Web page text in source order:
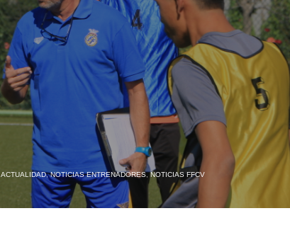
ACTUALIDAD,NOTICIAS ENTRENADORES,NOTICIAS FFCV